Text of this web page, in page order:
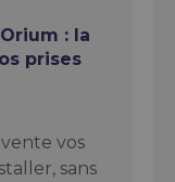
: la
prises
vos
sans